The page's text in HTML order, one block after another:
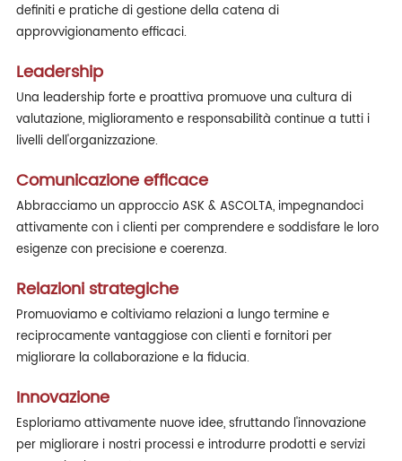
definiti e pratiche di gestione della catena di
approvvigionamento efficaci.
Leadership
Una leadership forte e proattiva promuove una cultura di
valutazione, miglioramento e responsabilità continue a tutti i
livelli dell'organizzazione.
Comunicazione efficace
Abbracciamo un approccio ASK & ASCOLTA, impegnandoci
attivamente con i clienti per comprendere e soddisfare le loro
esigenze con precisione e coerenza.
Relazioni strategiche
Promuoviamo e coltiviamo relazioni a lungo termine e
reciprocamente vantaggiose con clienti e fornitori per
migliorare la collaborazione e la fiducia.
Innovazione
Esploriamo attivamente nuove idee, sfruttando l'innovazione
per migliorare i nostri processi e introdurre prodotti e servizi